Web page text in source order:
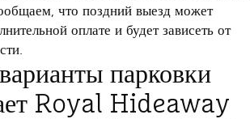
что поздний выезд может
оплате и будет зависеть от
парковки
Royal Hideaway